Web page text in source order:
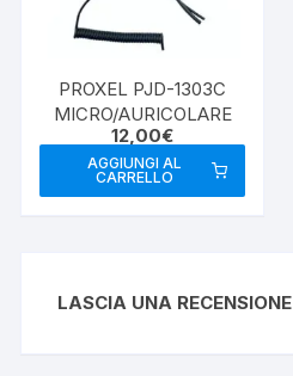
PROXEL PJD-1303C
MICRO/AURICOLARE
12,00€
AGGIUNGI AL
CARRELLO
LASCIA UNA RECENSIONE